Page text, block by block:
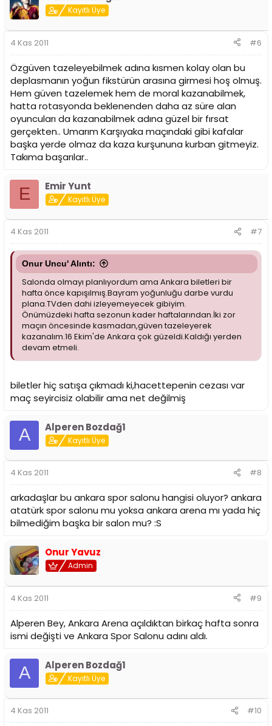
Kayıtlı Üye
4 Kas 2011 #6
Özgüven tazeleyebilmek adına kısmen kolay olan bu
deplasmanın yoğun fikstürün arasına girmesi hoş olmuş.
Hem güven tazelemek hem de moral kazanabilmek,
hatta rotasyonda beklenenden daha az süre alan
oyuncuları da kazanabilmek adına güzel bir fırsat
gerçekten.. Umarım Karşıyaka maçındaki gibi kafalar
başka yerde olmaz da kaza kurşununa kurban gitmeyiz.
Takıma başarılar..
E Emir Yunt
Kayıtlı Üye
4 Kas 2011 #7
Onur Uncu' Alıntı:
Salonda olmayı planlıyordum ama Ankara biletleri bir
hafta önce kapışılmış.Bayram yoğunluğu darbe vurdu
plana.TVden dahi izleyemeyecek gibiyim.
Önümüzdeki hafta sezonun kader haftalarından.İki zor
maçın öncesinde kasmadan,güven tazeleyerek
kazanalım.16 Ekim'de Ankara çok güzeldi.Kaldığı yerden
devam etmeli.
biletler hiç satışa çıkmadı ki,hacettepenin cezası var
maç seyircisiz olabilir ama net değilmiş
A Alperen Bozdağ1
Kayıtlı Üye
4 Kas 2011 #8
arkadaşlar bu ankara spor salonu hangisi oluyor? ankara
atatürk spor salonu mu yoksa ankara arena mı yada hiç
bilmediğim başka bir salon mu? :S
Onur Yavuz
Admin
4 Kas 2011 #9
Alperen Bey, Ankara Arena açıldıktan birkaç hafta sonra
ismi değişti ve Ankara Spor Salonu adını aldı.
A Alperen Bozdağ1
Kayıtlı Üye
4 Kas 2011 #10